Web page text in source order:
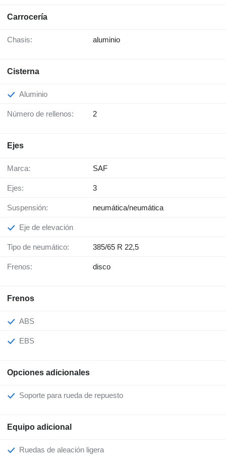
Carrocería
Chasis: aluminio
Cisterna
Aluminio
Número de rellenos: 2
Ejes
Marca: SAF
Ejes: 3
Suspensión: neumática/neumática
Eje de elevación
Tipo de neumático: 385/65 R 22,5
Frenos: disco
Frenos
ABS
EBS
Opciones adicionales
Soporte para rueda de repuesto
Equipo adicional
Ruedas de aleación ligera